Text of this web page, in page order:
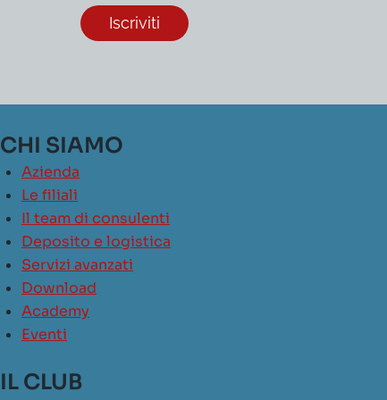
CHI SIAMO
Azienda
Le filiali
Il team di consulenti
Deposito e logistica
Servizi avanzati
Download
Academy
Eventi
IL CLUB